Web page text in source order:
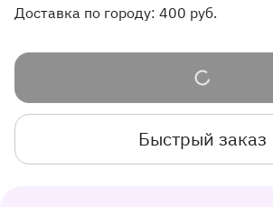
Доставка по городу: 400 руб.
Быстрый заказ